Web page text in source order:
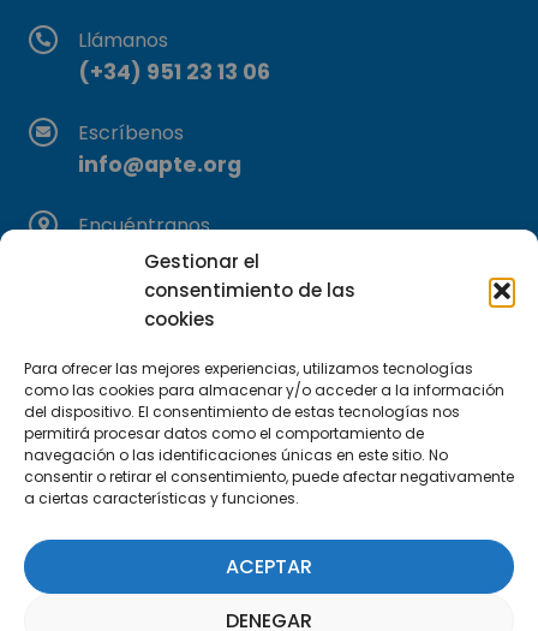
Gestionar el
consentimiento de las
cookies
Para ofrecer las mejores experiencias, utilizamos tecnologías
como las cookies para almacenar y/o acceder a la información
del dispositivo. El consentimiento de estas tecnologías nos
permitirá procesar datos como el comportamiento de
navegación o las identificaciones únicas en este sitio. No
consentir o retirar el consentimiento, puede afectar negativamente
a ciertas características y funciones.
ACEPTAR
DENEGAR
Llámanos
(+34) 951 23 13 06
Escríbenos
info@apte.org
Encuéntranos
C/Marie Curie, 35
29590 Campanillas, Málaga
Suscríbete a nuestra Newsletter
SUSCRÍBETE AQUÍ